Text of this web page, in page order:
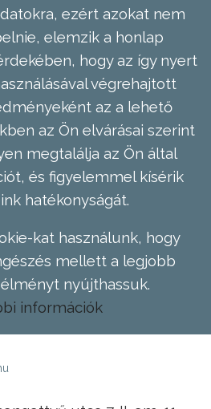
ezért azokat nem
elemzik a honlap
hogy az így nyert
végrehajtott
az a lehető
az Ön elvárásai szerint
megtalálja az Ön által
és figyelemmel kísérik
hatékonyságát.
kat használunk, hogy
mellett a legjobb
nyújthassuk.
információk